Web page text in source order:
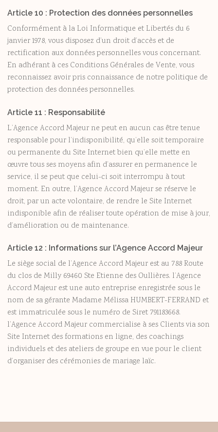
Article 10 : Protection des données personnelles
Conformément à la Loi Informatique et Libertés du 6
janvier 1978, vous disposez d’un droit d’accès et de
rectification aux données personnelles vous concernant.
En adhérant à ces Conditions Générales de Vente, vous
reconnaissez avoir pris connaissance de notre politique de
protection des données personnelles.
Article 11 : Responsabilité
L’Agence Accord Majeur ne peut en aucun cas être tenue
responsable pour l’indisponibilité, qu’elle soit temporaire
ou permanente du Site Internet bien qu’elle mette en
œuvre tous ses moyens afin d’assurer en permanence le
service, il se peut que celui-ci soit interrompu à tout
moment. En outre, l’Agence Accord Majeur se réserve le
droit, par un acte volontaire, de rendre le Site Internet
indisponible afin de réaliser toute opération de mise à jour,
d’amélioration ou de maintenance.
Article 12 : Informations sur l’Agence Accord Majeur
Le siège social de l’Agence Accord Majeur est au 788 Route
du clos de Milly 69460 Ste Etienne des Oullières. l’Agence
Accord Majeur est une auto entreprise enregistrée sous le
nom de sa gérante Madame Mélissa HUMBERT-FERRAND et
est immatriculée sous le numéro de Siret 791183668.
l’Agence Accord Majeur commercialise à ses Clients via son
Site Internet des formations en ligne, des coachings
individuels et des ateliers de groupe en vue pour le client
d’organiser des cérémonies de mariage laïc.